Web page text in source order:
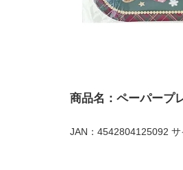
商品名：ペーパープ
JAN：4542804125092